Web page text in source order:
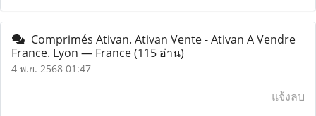
Comprimés Ativan. Ativan Vente - Ativan A Vendre
France. Lyon — France(115 อ่าน)
4 พ.ย. 2568 01:47
แจ้งลบ